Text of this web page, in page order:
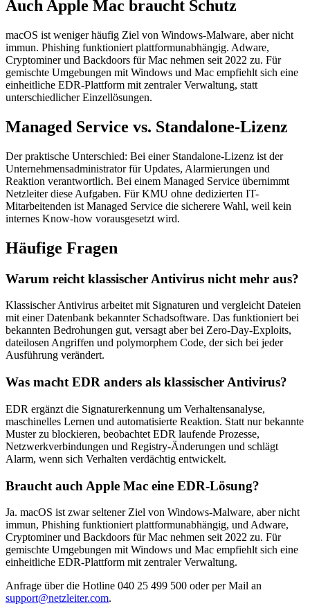
Auch Apple Mac braucht Schutz
macOS ist weniger häufig Ziel von Windows-Malware, aber nicht
immun. Phishing funktioniert plattformunabhängig. Adware,
Cryptominer und Backdoors für Mac nehmen seit 2022 zu. Für
gemischte Umgebungen mit Windows und Mac empfiehlt sich eine
einheitliche EDR-Plattform mit zentraler Verwaltung, statt
unterschiedlicher Einzellösungen.
Managed Service vs. Standalone-Lizenz
Der praktische Unterschied: Bei einer Standalone-Lizenz ist der
Unternehmensadministrator für Updates, Alarmierungen und
Reaktion verantwortlich. Bei einem Managed Service übernimmt
Netzleiter diese Aufgaben. Für KMU ohne dedizierten IT-
Mitarbeitenden ist Managed Service die sicherere Wahl, weil kein
internes Know-how vorausgesetzt wird.
Häufige Fragen
Warum reicht klassischer Antivirus nicht mehr aus?
Klassischer Antivirus arbeitet mit Signaturen und vergleicht Dateien
mit einer Datenbank bekannter Schadsoftware. Das funktioniert bei
bekannten Bedrohungen gut, versagt aber bei Zero-Day-Exploits,
dateilosen Angriffen und polymorphem Code, der sich bei jeder
Ausführung verändert.
Was macht EDR anders als klassischer Antivirus?
EDR ergänzt die Signaturerkennung um Verhaltensanalyse,
maschinelles Lernen und automatisierte Reaktion. Statt nur bekannte
Muster zu blockieren, beobachtet EDR laufende Prozesse,
Netzwerkverbindungen und Registry-Änderungen und schlägt
Alarm, wenn sich Verhalten verdächtig entwickelt.
Braucht auch Apple Mac eine EDR-Lösung?
Ja. macOS ist zwar seltener Ziel von Windows-Malware, aber nicht
immun, Phishing funktioniert plattformunabhängig, und Adware,
Cryptominer und Backdoors für Mac nehmen seit 2022 zu. Für
gemischte Umgebungen mit Windows und Mac empfiehlt sich eine
einheitliche EDR-Plattform mit zentraler Verwaltung.
Anfrage über die Hotline 040 25 499 500 oder per Mail an
support@netzleiter.com.